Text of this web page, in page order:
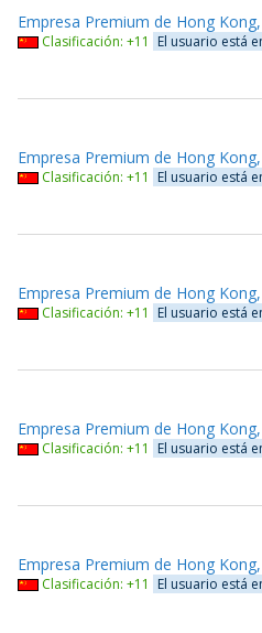
Empresa Premium de Hong
Clasificación: +11
El usuario está
Empresa Premium de Hong
Clasificación: +11
El usuario está
Empresa Premium de Hong
Clasificación: +11
El usuario está
Empresa Premium de Hong
Clasificación: +11
El usuario está
Empresa Premium de Hong
Clasificación: +11
El usuario está